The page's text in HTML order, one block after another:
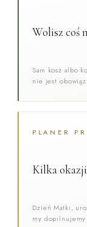
Wolisz coś
Sam kosz albo
nie jest
PLANER
Kilka okazji
Dzień Matki,
my dopilnujemy